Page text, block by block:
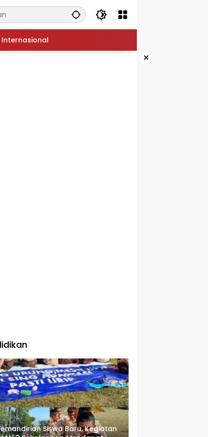
Internasional
×
Siswa Baru, Kegiatan